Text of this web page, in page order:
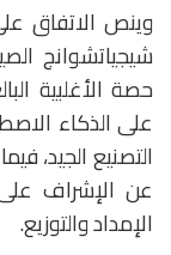
وينص الاتفاق
شيجياتشوانج
على الذكاء
عن الإشراف على
الإمداد والتوزيع.